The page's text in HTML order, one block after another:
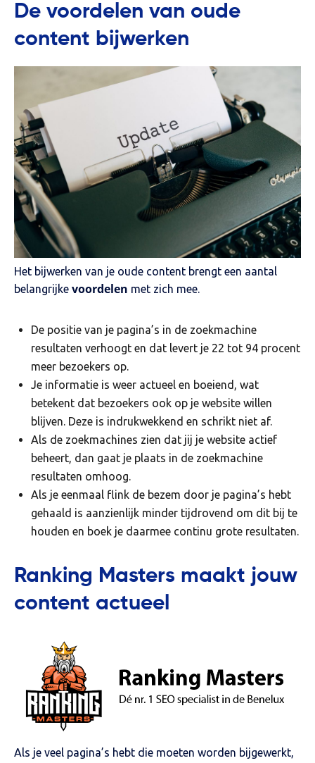
De voordelen van oude
content bijwerken
Het bijwerken van je oude content brengt een aantal
belangrijke voordelen met zich mee.
De positie van je pagina’s in de zoekmachine
resultaten verhoogt en dat levert je 22 tot 94 procent
meer bezoekers op.
Je informatie is weer actueel en boeiend, wat
betekent dat bezoekers ook op je website willen
blijven. Deze is indrukwekkend en schrikt niet af.
Als de zoekmachines zien dat jij je website actief
beheert, dan gaat je plaats in de zoekmachine
resultaten omhoog.
Als je eenmaal flink de bezem door je pagina’s hebt
gehaald is aanzienlijk minder tijdrovend om dit bij te
houden en boek je daarmee continu grote resultaten.
Ranking Masters maakt jouw
content actueel
Als je veel pagina’s hebt die moeten worden bijgewerkt,